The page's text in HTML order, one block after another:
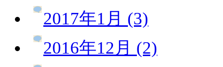
2017年1月 (3)
2016年12月 (2)